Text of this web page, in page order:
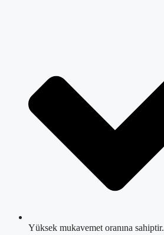
Yüksek mukavemet oranına sahiptir.